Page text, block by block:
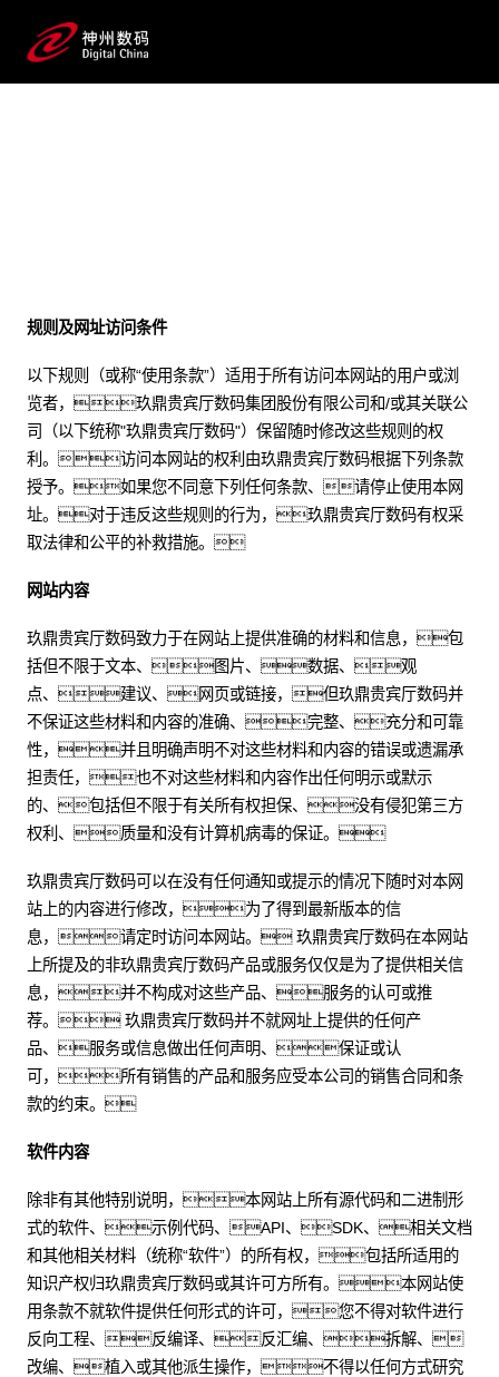
规则及网址访问条件
以下规则（或称“使用条款”）适用于所有访问本网站的用户或浏
览者，玖鼎贵宾厅数码集团股份有限公司和/或其关联公
司（以下统称"玖鼎贵宾厅数码"）保留随时修改这些规则的权
利。访问本网站的权利由玖鼎贵宾厅数码根据下列条款
授予。如果您不同意下列任何条款、请停止使用本网
址。对于违反这些规则的行为，玖鼎贵宾厅数码有权采
取法律和公平的补救措施。
网站内容
玖鼎贵宾厅数码致力于在网站上提供准确的材料和信息，包
括但不限于文本、图片、数据、观
点、建议、网页或链接，但玖鼎贵宾厅数码并
不保证这些材料和内容的准确、完整、充分和可靠
性，并且明确声明不对这些材料和内容的错误或遗漏承
担责任，也不对这些材料和内容作出任何明示或默示
的、包括但不限于有关所有权担保、没有侵犯第三方
权利、质量和没有计算机病毒的保证。
玖鼎贵宾厅数码可以在没有任何通知或提示的情况下随时对本网
站上的内容进行修改，为了得到最新版本的信
息，请定时访问本网站。 玖鼎贵宾厅数码在本网站
上所提及的非玖鼎贵宾厅数码产品或服务仅仅是为了提供相关信
息，并不构成对这些产品、服务的认可或推
荐。 玖鼎贵宾厅数码并不就网址上提供的任何产
品、服务或信息做出任何声明、保证或认
可，所有销售的产品和服务应受本公司的销售合同和条
款的约束。
软件内容
除非有其他特别说明，本网站上所有源代码和二进制形
式的软件、示例代码、API、SDK、相关文档
和其他相关材料（统称“软件”）的所有权，包括所适用的
知识产权归玖鼎贵宾厅数码或其许可方所有。本网站使
用条款不就软件提供任何形式的许可，您不得对软件进行
反向工程、反编译、反汇编、拆解、
改编、植入或其他派生操作，不得以任何方式研究